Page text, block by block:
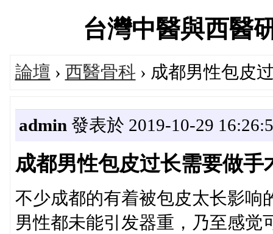
台灣中醫與西醫
論壇 › 西醫骨科 › 成都男性包皮
admin 發表於 2019-10-29
成都男性包皮过长需要做手
不少成都的有着被包皮太长影响
男性都未能引发器重，乃至感觉